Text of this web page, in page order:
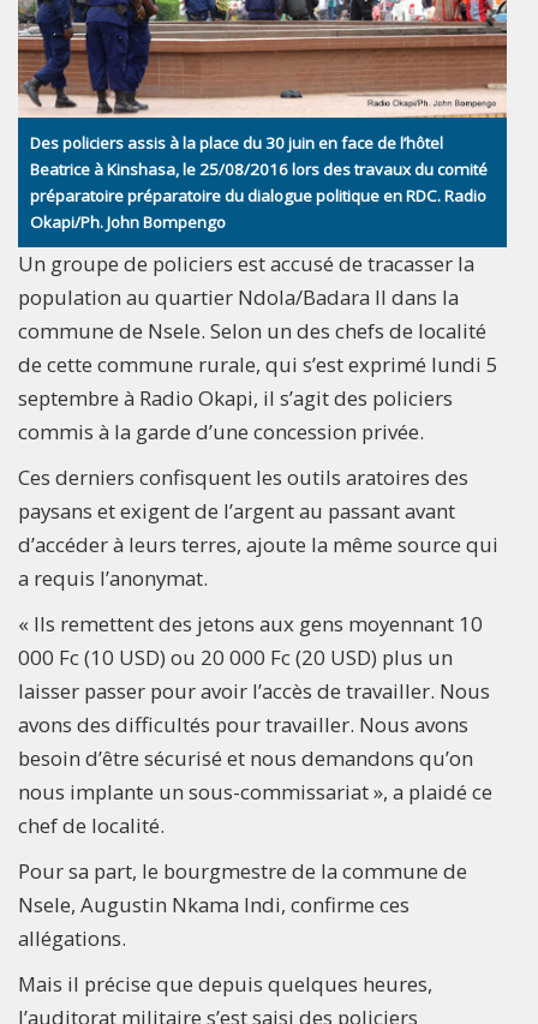
Des policiers assis à la place du 30 juin en face de l’hôtel
Beatrice à Kinshasa, le 25/08/2016 lors des travaux du comité
préparatoire préparatoire du dialogue politique en RDC. Radio
Okapi/Ph. John Bompengo
Un groupe de policiers est accusé de tracasser la
population au quartier Ndola/Badara II dans la
commune de Nsele. Selon un des chefs de localité
de cette commune rurale, qui s’est exprimé lundi 5
septembre à Radio Okapi, il s’agit des policiers
commis à la garde d’une concession privée.
Ces derniers confisquent les outils aratoires des
paysans et exigent de l’argent au passant avant
d’accéder à leurs terres, ajoute la même source qui
a requis l’anonymat.
« Ils remettent des jetons aux gens moyennant 10
000 Fc (10 USD) ou 20 000 Fc (20 USD) plus un
laisser passer pour avoir l’accès de travailler. Nous
avons des difficultés pour travailler. Nous avons
besoin d’être sécurisé et nous demandons qu’on
nous implante un sous-commissariat », a plaidé ce
chef de localité.
Pour sa part, le bourgmestre de la commune de
Nsele, Augustin Nkama Indi, confirme ces
allégations.
Mais il précise que depuis quelques heures,
l’auditorat militaire s’est saisi des policiers